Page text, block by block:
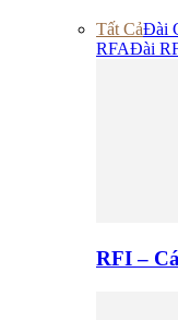
Tất CảĐài
RFAĐài
RFI –